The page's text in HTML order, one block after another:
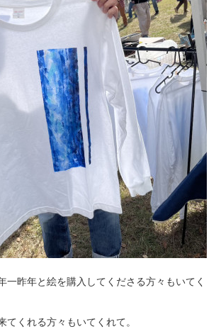
一昨年と絵を購入してくださる方々もいてく
てくれる方々もいてくれて。